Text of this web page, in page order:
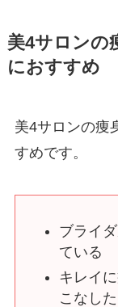
美4サロンの
におすすめ
美4サロンの痩
すめです。
ブライ
ている
キレイ
こなし